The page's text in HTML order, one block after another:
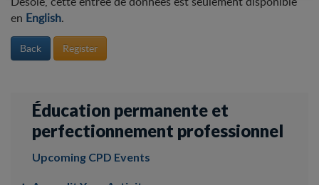
en English.
Back Register
Éducation permanente et
perfectionnement professionnel
Upcoming CPD Events